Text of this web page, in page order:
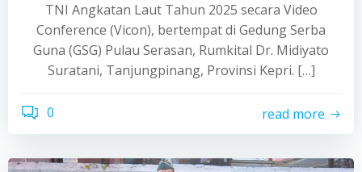
TNI Angkatan Laut Tahun 2025 secara Video
Conference (Vicon), bertempat di Gedung Serba
Guna (GSG) Pulau Serasan, Rumkital Dr. Midiyato
Suratani, Tanjungpinang, Provinsi Kepri. […]
0 read more